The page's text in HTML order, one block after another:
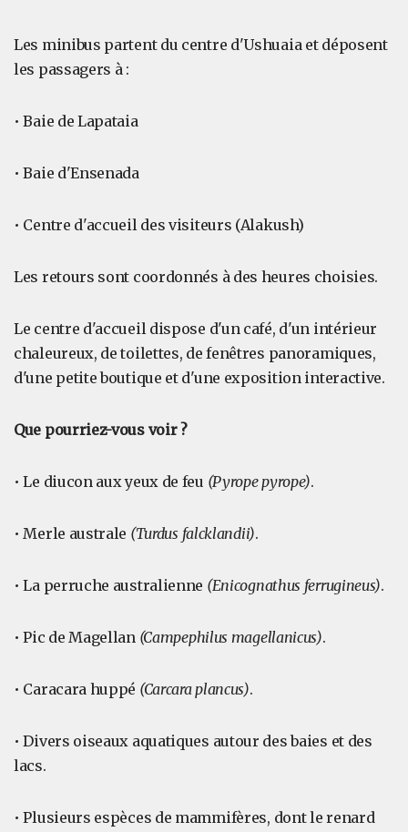
Les minibus partent du centre d'Ushuaia et déposent
les passagers à :
• Baie de Lapataia
• Baie d'Ensenada
• Centre d'accueil des visiteurs (Alakush)
Les retours sont coordonnés à des heures choisies.
Le centre d'accueil dispose d'un café, d'un intérieur
chaleureux, de toilettes, de fenêtres panoramiques,
d'une petite boutique et d'une exposition interactive.
Que pourriez-vous voir ?
• Le diucon aux yeux de feu (Pyrope pyrope).
• Merle australe (Turdus falcklandii).
• La perruche australienne (Enicognathus ferrugineus).
• Pic de Magellan (Campephilus magellanicus).
• Caracara huppé (Carcara plancus).
• Divers oiseaux aquatiques autour des baies et des
lacs.
• Plusieurs espèces de mammifères, dont le renard